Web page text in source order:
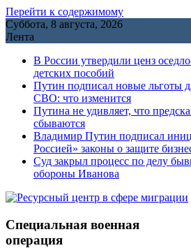
Перейти к содержимому
Суббота, 8 августа, 2026
Лента
В России утвердили ценз
детских пособий
Путин подписал новые льготы
СВО: что изменится
Путина не удивляет, что
сбываются
Владимир Путин подписал
Россией» законы о защите
Cуд закрыл процесс по делу
обороны Иванова
Специальная военная
операция